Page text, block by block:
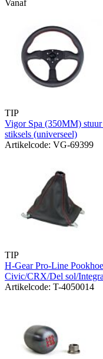
Vanaf
TIP
Vigor Spa (350MM)
stiksels (universeel)
Artikelcode: VG-69399
TIP
H-Gear Pro-Line
Civic/CRX/Del sol/
Artikelcode: T-4050014